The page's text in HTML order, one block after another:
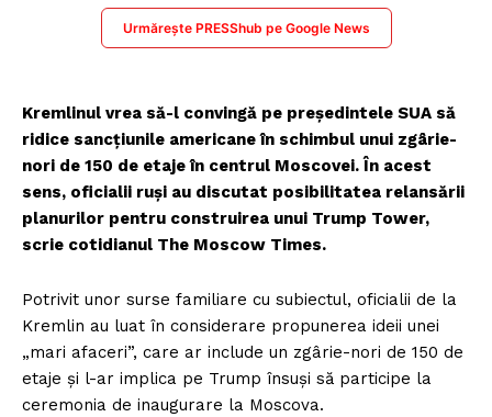
Urmărește PRESShub pe Google News
Kremlinul vrea să-l convingă pe președintele SUA să
ridice sancțiunile americane în schimbul unui zgârie-
nori de 150 de etaje în centrul Moscovei. În acest
sens, oficialii ruși au discutat posibilitatea relansării
planurilor pentru construirea unui Trump Tower,
scrie cotidianul The Moscow Times.
Potrivit unor surse familiare cu subiectul, oficialii de la
Kremlin au luat în considerare propunerea ideii unei
„mari afaceri”, care ar include un zgârie-nori de 150 de
etaje și l-ar implica pe Trump însuși să participe la
ceremonia de inaugurare la Moscova.